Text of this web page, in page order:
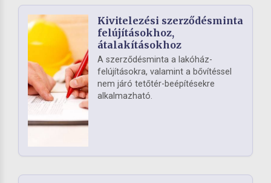
Kivitelezési szerződésminta
felújításokhoz,
átalakításokhoz
A szerződésminta a lakóház-
felújításokra, valamint a bővítéssel
nem járó tetőtér-beépítésekre
alkalmazható.